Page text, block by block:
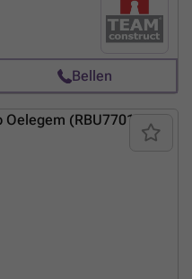
volgens uw smaak. Dit
+ registratie + notaris +
Contacteer ons via:
Bellen